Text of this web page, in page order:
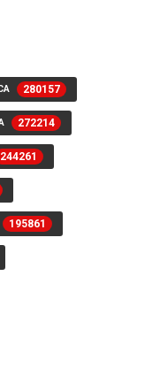
280157
272214
244261
195861